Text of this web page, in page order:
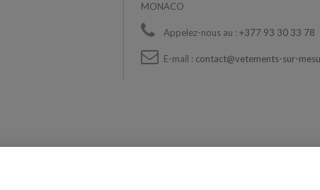
MONACO
Appelez-nous au : +377 93 30 33 78
E-mail : contact@vetements-sur-